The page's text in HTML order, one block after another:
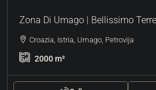
Zona Di Umago | Bellissimo
Croazia, Istria, Umago, Petrovija
2000m²